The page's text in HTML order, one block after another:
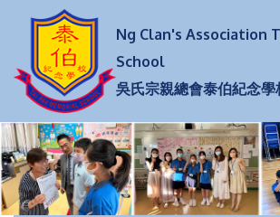
Ng Clan's Association
School
吳氏宗親總會泰伯紀念學